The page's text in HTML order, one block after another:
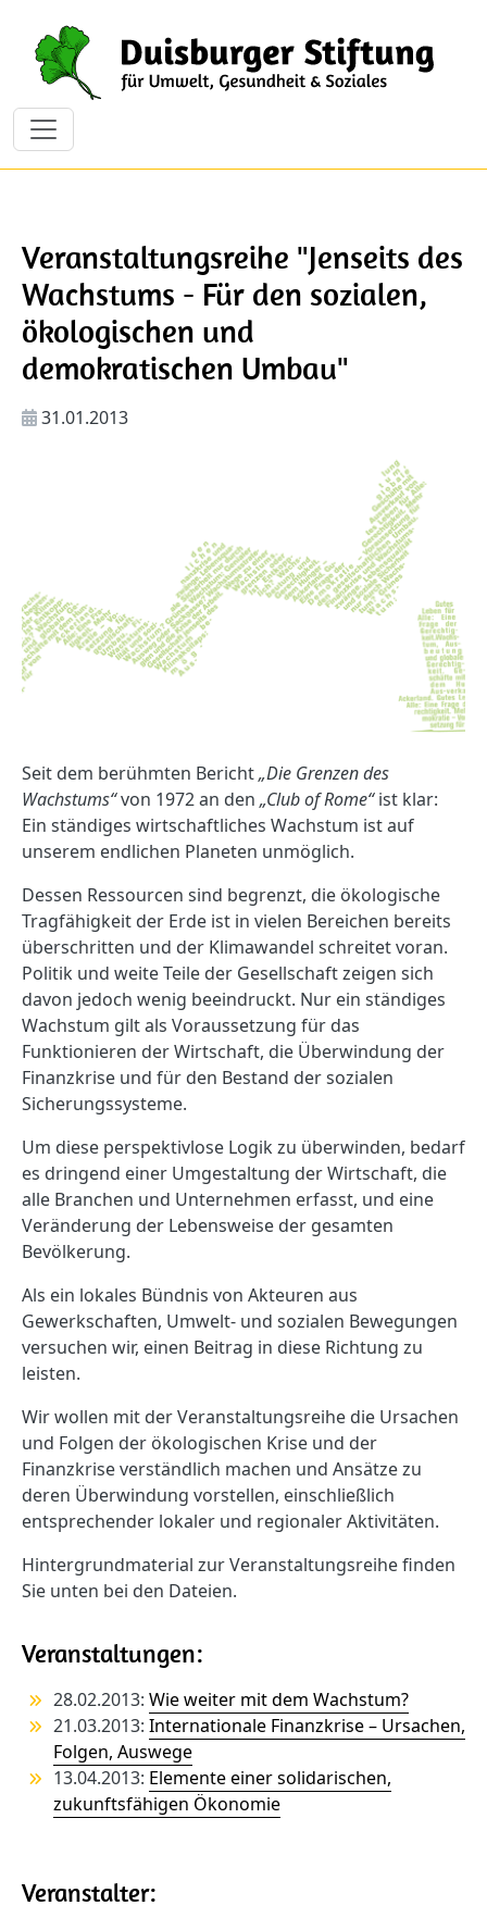
Direkt zum Inhalt
Veranstaltungsreihe "Jenseits des
Wachstums - Für den sozialen,
ökologischen und
demokratischen Umbau"
31.01.2013
Seit dem berühmten Bericht„Die Grenzen des
Wachstums“von 1972 an den „Club of Rome“ist klar:
Ein ständiges wirtschaftliches Wachstum ist auf
unserem endlichen Planeten unmöglich.
Dessen Ressourcen sind begrenzt, die ökologische
Tragfähigkeit der Erde ist in vielen Bereichen bereits
überschritten und der Klimawandel schreitet voran.
Politik und weite Teile der Gesellschaft zeigen sich
davon jedoch wenig beeindruckt. Nur ein ständiges
Wachstum gilt als Voraussetzung für das
Funktionieren der Wirtschaft, die Überwindung der
Finanzkrise und für den Bestand der sozialen
Sicherungssysteme.
Um diese perspektivlose Logik zu überwinden, bedarf
es dringend einer Umgestaltung der Wirtschaft, die
alle Branchen und Unternehmen erfasst, und eine
Veränderung der Lebensweise der gesamten
Bevölkerung.
Als ein lokales Bündnis von Akteuren aus
Gewerkschaften, Umwelt- und sozialen Bewegungen
versuchen wir, einen Beitrag in diese Richtung zu
leisten.
Wir wollen mit der Veranstaltungsreihe die Ursachen
und Folgen der ökologischen Krise und der
Finanzkrise verständlich machen und Ansätze zu
deren Überwindung vorstellen, einschließlich
entsprechender lokaler und regionaler Aktivitäten.
Hintergrundmaterial zur Veranstaltungsreihe finden
Sie unten bei den Dateien.
Veranstaltungen:
28.02.2013: Wie weiter mit dem Wachstum?
21.03.2013: Internationale Finanzkrise – Ursachen,
Folgen, Auswege
13.04.2013: Elemente einer solidarischen,
zukunftsfähigen Ökonomie
Veranstalter: